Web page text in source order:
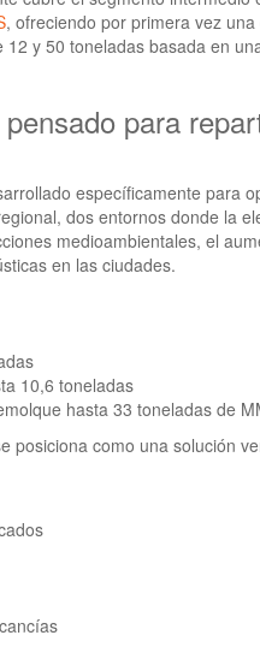
, ofreciendo por primera vez
y 50 toneladas basada en
para
específicamente para
dos entornos donde la
medioambientales, el
en las ciudades.
10,6 toneladas
hasta 33 toneladas de
posiciona como una solución